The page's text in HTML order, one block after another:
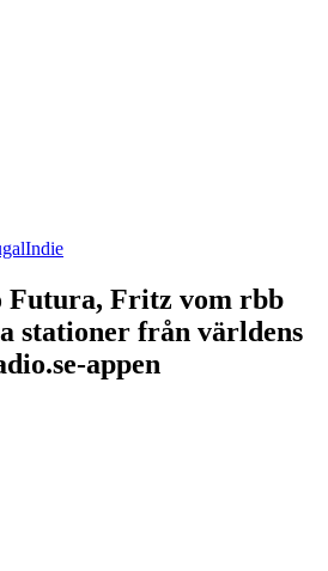
Indie
Futura, Fritz vom rbb
stationer från världens
appen